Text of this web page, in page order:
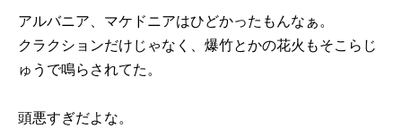
アルバニア、マケドニアはひどかったもんなぁ。
クラクションだけじゃなく、爆竹とかの花火もそこらじ
ゅうで鳴らされてた。
頭悪すぎだよな。